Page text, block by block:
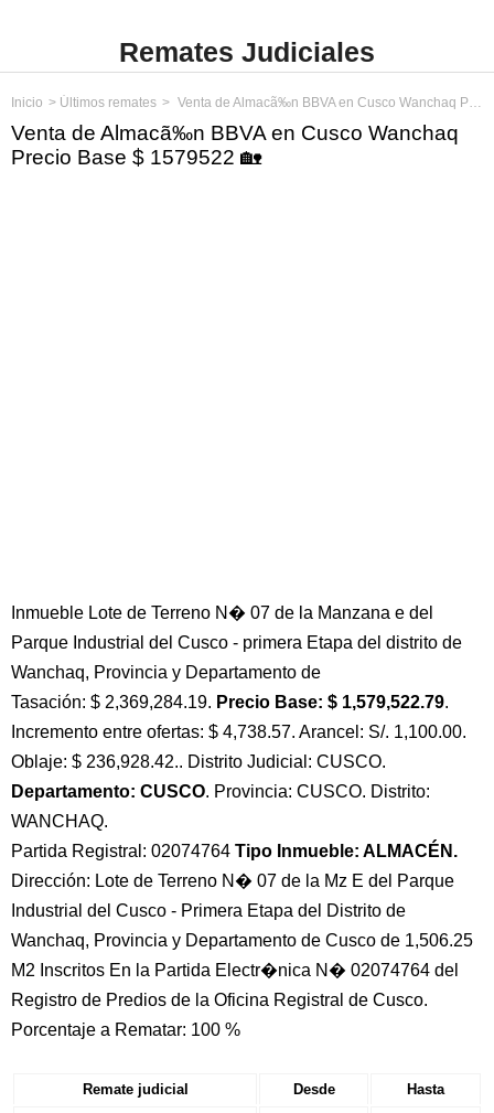
Remates Judiciales
Inicio Últimos remates Venta de Almacã‰n BBVA en Cusco Wanchaq Precio Base $ 1579522
Venta de Almacã‰n BBVA en Cusco Wanchaq
Precio Base $ 1579522 🏡
Inmueble Lote de Terreno N� 07 de la Manzana e del
Parque Industrial del Cusco - primera Etapa del distrito de
Wanchaq, Provincia y Departamento de
Tasación: $ 2,369,284.19. Precio Base: $ 1,579,522.79.
Incremento entre ofertas: $ 4,738.57. Arancel: S/. 1,100.00.
Oblaje: $ 236,928.42.. Distrito Judicial: CUSCO.
Departamento: CUSCO. Provincia: CUSCO. Distrito:
WANCHAQ.
Partida Registral: 02074764 Tipo Inmueble: ALMACÉN.
Dirección: Lote de Terreno N� 07 de la Mz E del Parque
Industrial del Cusco - Primera Etapa del Distrito de
Wanchaq, Provincia y Departamento de Cusco de 1,506.25
M2 Inscritos En la Partida Electr�nica N� 02074764 del
Registro de Predios de la Oficina Registral de Cusco.
Porcentaje a Rematar: 100 %
Remate judicial Desde
Hasta